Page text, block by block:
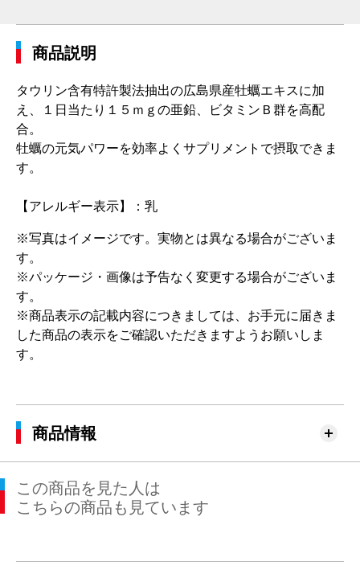
商品説明
タウリン含有特許製法抽出の広島県産牡蠣エキスに加
え、１日当たり１５ｍｇの亜鉛、ビタミンＢ群を高配
合。
牡蠣の元気パワーを効率よくサプリメントで摂取できま
す。
【アレルギー表示】：乳
※写真はイメージです。実物とは異なる場合がございま
す。
※パッケージ・画像は予告なく変更する場合がございま
す。
※商品表示の記載内容につきましては、お手元に届きま
した商品の表示をご確認いただきますようお願いしま
す。
商品情報
この商品を見た人は
こちらの商品も見ています